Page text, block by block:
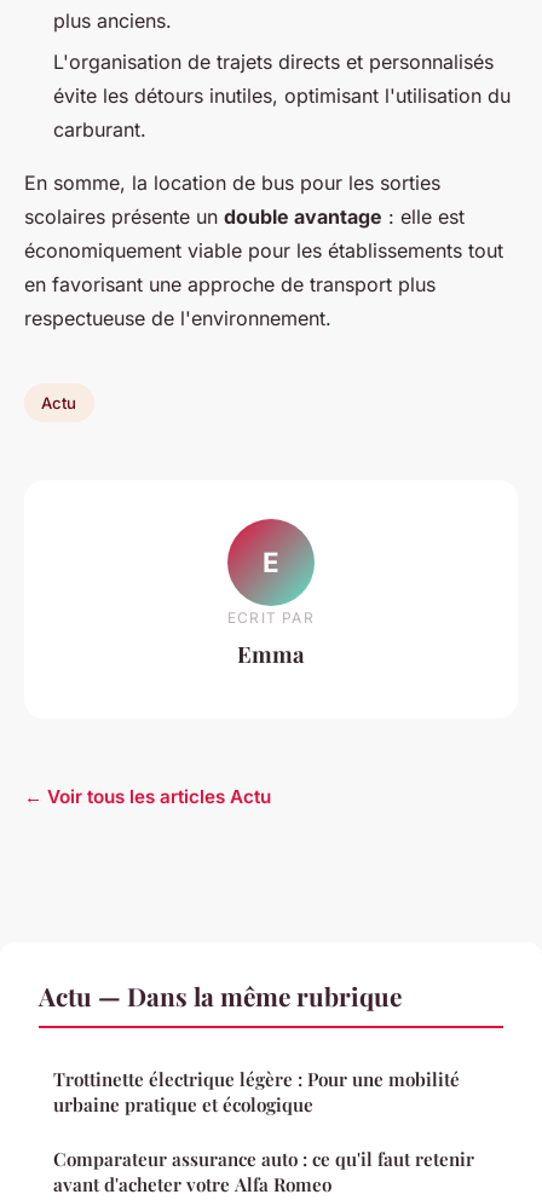
plus anciens.
L'organisation de trajets directs et personnalisés
évite les détours inutiles, optimisant l'utilisation du
carburant.
En somme, la location de bus pour les sorties
scolaires présente un double avantage : elle est
économiquement viable pour les établissements tout
en favorisant une approche de transport plus
respectueuse de l'environnement.
Actu
E
ECRIT PAR
Emma
← Voir tous les articles Actu
Actu — Dans la même rubrique
Trottinette électrique légère : Pour une mobilité
urbaine pratique et écologique
Comparateur assurance auto : ce qu'il faut retenir
avant d'acheter votre Alfa Romeo